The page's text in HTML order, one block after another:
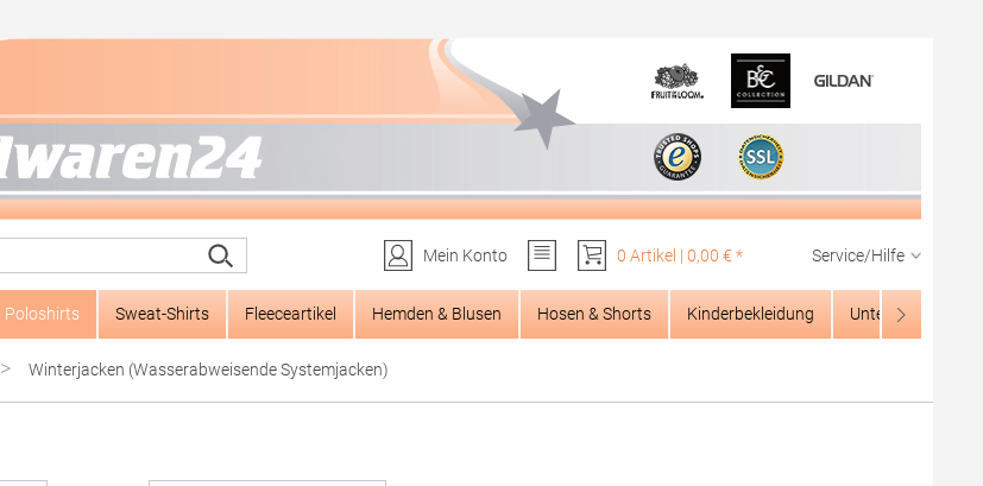
Mein Konto
0 Artikel | 0,00 € * Service/Hilfe
Poloshirts Sweat-Shirts Fleeceartikel Hemden & Blusen Hosen & Shorts Kinderbekleidung Unterwäsche
> Winterjacken (Wasserabweisende Systemjacken)